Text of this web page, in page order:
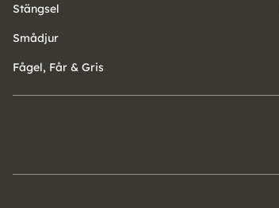
Stängsel
Smådjur
Fågel, Får & Gris